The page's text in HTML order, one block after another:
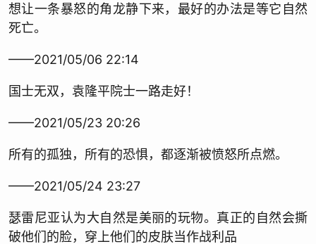
想让一条暴怒的角龙静下来，最好的办法是等它自然
死亡。
——2021/05/06 22:14
国士无双，袁隆平院士一路走好！
——2021/05/23 20:26
所有的孤独，所有的恐惧，都逐渐被愤怒所点燃。
——2021/05/24 23:27
瑟雷尼亚认为大自然是美丽的玩物。真正的自然会撕
破他们的脸，穿上他们的皮肤当作战利品